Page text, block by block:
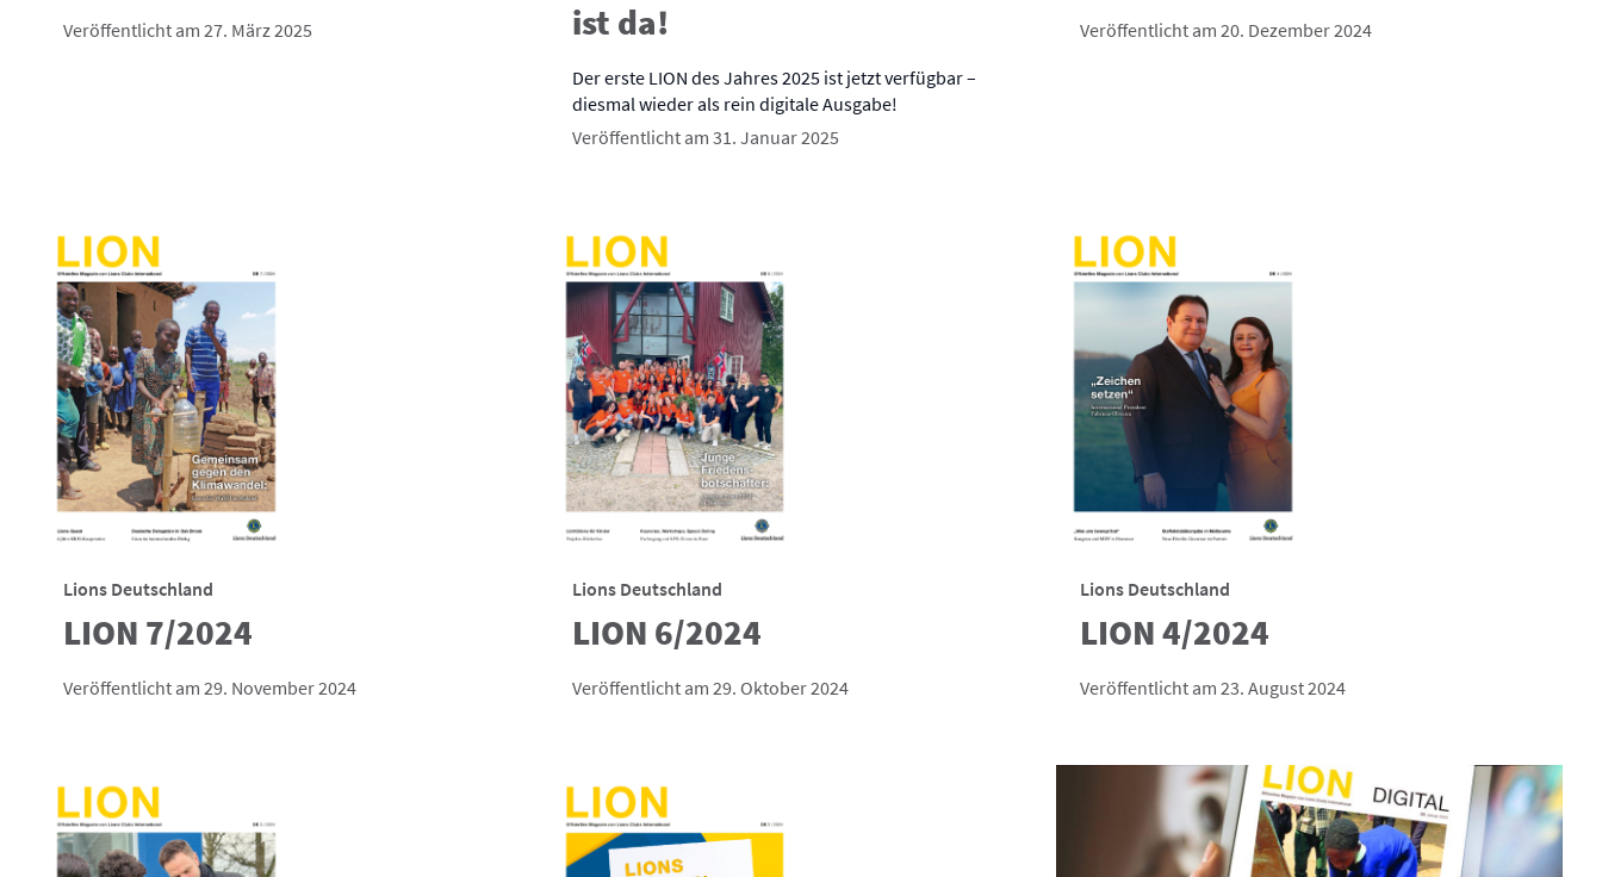
Veröffentlicht am 27. März 2025
ist da!
Der erste LION des Jahres 2025 ist jetzt verfügbar –
diesmal wieder als rein digitale Ausgabe!
Veröffentlicht am 31. Januar 2025
Veröffentlicht am 20. Dezember 2024
Lions Deutschland
LION 7/2024
Veröffentlicht am 29. November 2024
Lions Deutschland
LION 6/2024
Veröffentlicht am 29. Oktober 2024
Lions Deutschland
LION 4/2024
Veröffentlicht am 23. August 2024